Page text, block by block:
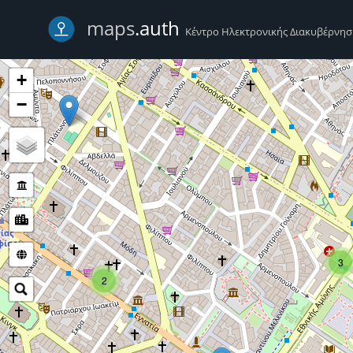
maps.auth Κέντρο Ηλεκτρονικής
2
3
+
−